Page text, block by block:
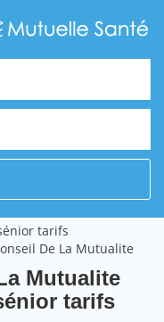
tarifs
De La Mutualite
Mutualite
tarifs